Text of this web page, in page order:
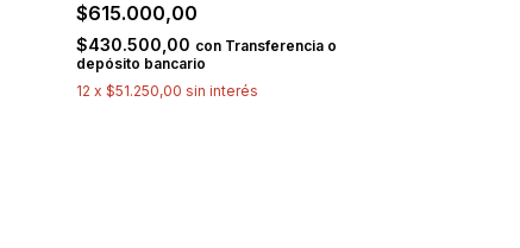
$615.000,00
$430.500,00 con Transferencia o
depósito bancario
12 x $51.250,00 sin interés